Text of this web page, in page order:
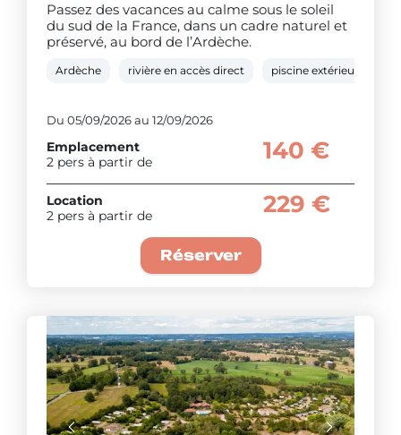
Passez des vacances au calme sous le soleil
du sud de la France, dans un cadre naturel et
préservé, au bord de l’Ardèche.
Ardèche rivière en accès direct piscine extérieure
Du 05/09/2026 au 12/09/2026
Emplacement
2 pers à partir de
140 €
Location
2 pers à partir de
229 €
Réserver